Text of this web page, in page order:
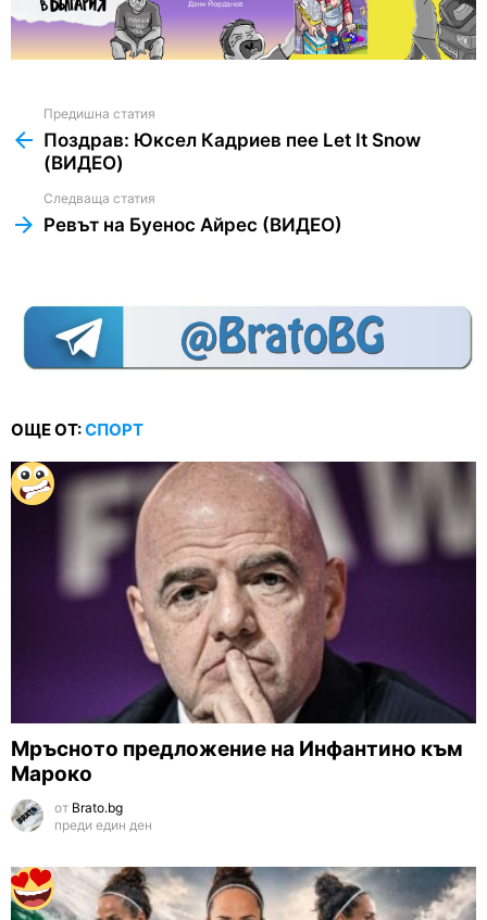
more
Предишна статия
Поздрав: Юксел Кадриев пее Let It Snow
(ВИДЕО)
Следваща статия
Ревът на Буенос Айрес (ВИДЕО)
ОЩЕ ОТ:СПОРТ
Мръсното предложение на Инфантино към
Мароко
от Brato.bg
преди един ден